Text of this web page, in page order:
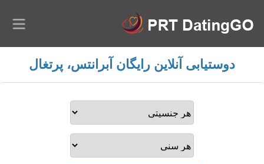
دوستیابی آنلاین رایگان آبرانتس، پرتغال